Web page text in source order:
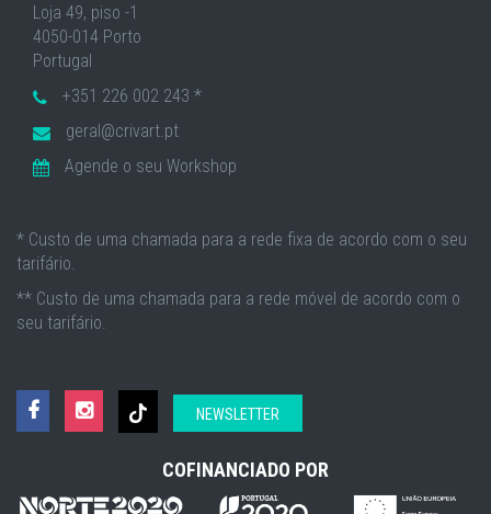
Loja 49, piso -1
4050-014 Porto
Portugal
+351 226 002 243 *
geral@crivart.pt
Agende o seu Workshop
* Custo de uma chamada para a rede fixa de acordo com o seu
tarifário.
** Custo de uma chamada para a rede móvel de acordo com o
seu tarifário.
NEWSLETTER
COFINANCIADO POR